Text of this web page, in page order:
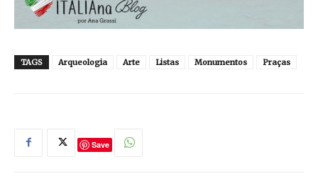
TAGS Arqueologia Arte Listas Monumentos Praças
Save